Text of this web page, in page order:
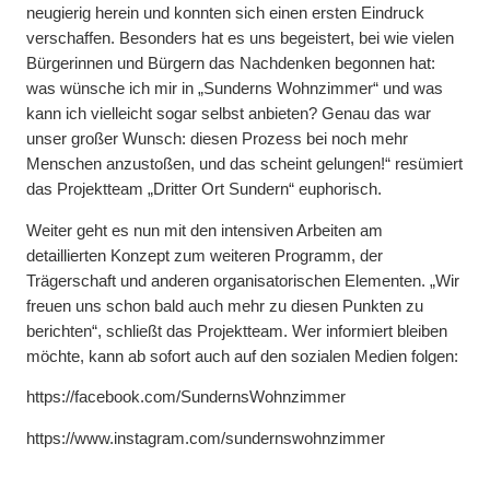
neugierig herein und konnten sich einen ersten Eindruck
verschaffen. Besonders hat es uns begeistert, bei wie vielen
Bürgerinnen und Bürgern das Nachdenken begonnen hat:
was wünsche ich mir in „Sunderns Wohnzimmer“ und was
kann ich vielleicht sogar selbst anbieten? Genau das war
unser großer Wunsch: diesen Prozess bei noch mehr
Menschen anzustoßen, und das scheint gelungen!“ resümiert
das Projektteam „Dritter Ort Sundern“ euphorisch.
Weiter geht es nun mit den intensiven Arbeiten am
detaillierten Konzept zum weiteren Programm, der
Trägerschaft und anderen organisatorischen Elementen. „Wir
freuen uns schon bald auch mehr zu diesen Punkten zu
berichten“, schließt das Projektteam. Wer informiert bleiben
möchte, kann ab sofort auch auf den sozialen Medien folgen:
https://facebook.com/SundernsWohnzimmer
https://www.instagram.com/sundernswohnzimmer